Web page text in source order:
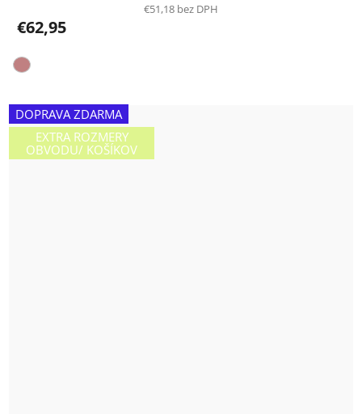
€51,18 bez DPH
€62,95
DOPRAVA ZDARMA
EXTRA ROZMERY
OBVODU/ KOŠÍKOV